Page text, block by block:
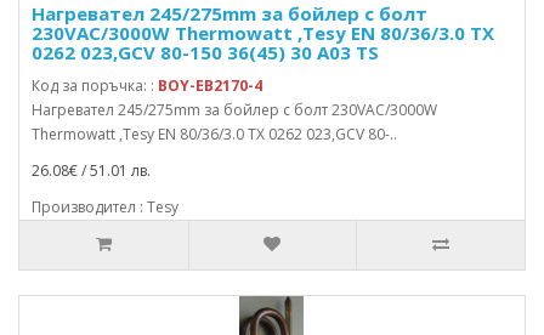
Нагревател 245/275mm за бойлер с болт
230VAC/3000W Thermowatt ,Tesy EN 80/36/3.0 TX
0262 023,GCV 80-150 36(45) 30 A03 TS
Код за поръчка: : BOY-EB2170-4
Нагревател 245/275mm за бойлер с болт 230VAC/3000W
Thermowatt ,Tesy EN 80/36/3.0 TX 0262 023,GCV 80-..
26.08€ / 51.01 лв.
Производител : Tesy